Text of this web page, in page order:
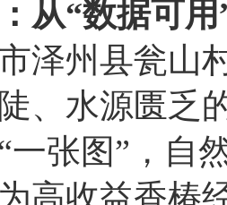
从“数据可
州县瓮山村
、水源匮乏
一张图”，自
高收益香椿